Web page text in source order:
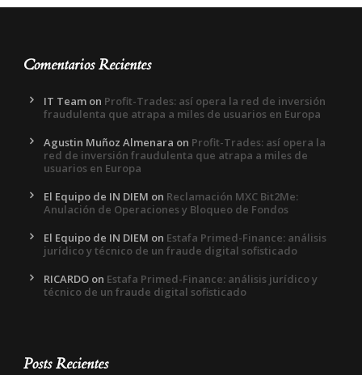
Comentarios Recientes
IT Team on Profit-Trades: así opera la red de inversión
fraudulenta que atrapa a miles de usuarios en Europa
Agustin Muñoz Almenara on Profit-Trades: así opera la
red de inversión fraudulenta que atrapa a miles de
usuarios en Europa
El Equipo de IN DIEM on Reclamación MXC Bit2Me:
Anulación de Operaciones y Bloqueo de Fondos
El Equipo de IN DIEM on Estafa Primed-Finance: análisis
jurídico y técnico de un fraude digital sofisticado
RICARDO on Estafa Primed-Finance: análisis jurídico y
técnico de un fraude digital sofisticado
Posts Recientes